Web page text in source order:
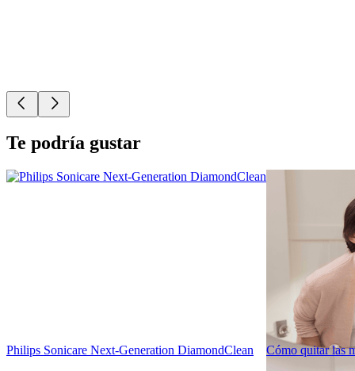
Te podría gustar
Philips Sonicare Next-Generation DiamondClean Cómo quitar las